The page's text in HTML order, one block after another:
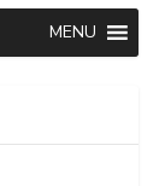
MENU